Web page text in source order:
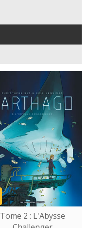
Tome 2 : L'Abysse